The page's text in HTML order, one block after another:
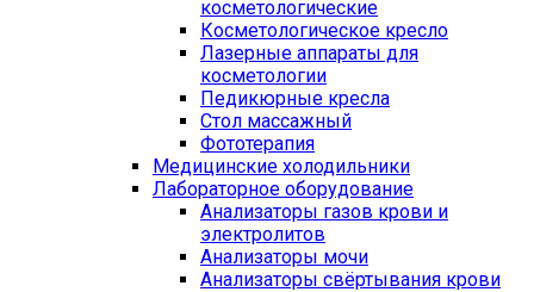
косметологические
Косметологическое кресло
Лазерные аппараты для
косметологии
Педикюрные кресла
Стол массажный
Фототерапия
Медицинские холодильники
Лабораторное оборудование
Анализаторы газов крови и
электролитов
Анализаторы мочи
Анализаторы свёртывания крови